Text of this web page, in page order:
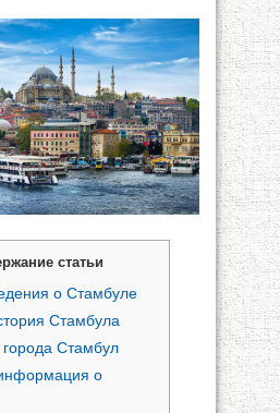
статьи
о Стамбуле
Стамбула
Стамбул
о